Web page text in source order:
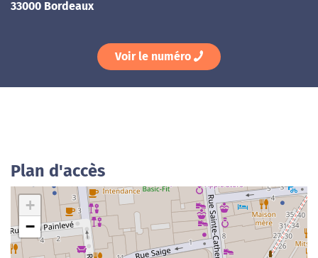
33000 Bordeaux
Voir le numéro
Plan d'accès
+
−